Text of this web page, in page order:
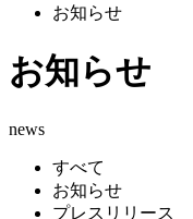
お知らせ
お知らせ
news
すべて
お知らせ
プレスリリース